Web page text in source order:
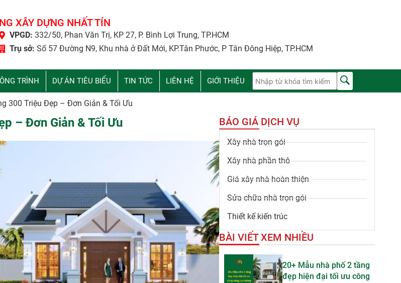
XÂY DỰNG NHẤT TÍN
VPGD: 332/50, Phan Văn Trị, KP 27, P. Bình Lợi Trung, TP.HCM
Trụ sở: Số 57 Đường N9, Khu nhà ở Đất Mới, KP.Tân Phước, P Tân Đông Hiệp, TP.HCM
TRÌNH DỰ ÁN TIÊU BIỂU TIN TỨC LIÊN HỆ GIỚI THIỆU
300 Triệu Đẹp – Đơn Giản & Tối Ưu
– Đơn Giản & Tối Ưu BÁO GIÁ DỊCH VỤ
Xây nhà trọn gói
Xây nhà phần thô
Giá xây nhà hoàn thiện
Sửa chữa nhà trọn gói
Thiết kế kiến trúc
BÀI VIẾT XEM NHIỀU
20+ Mẫu nhà phố 2 tầng
đẹp hiện đại tối ưu công